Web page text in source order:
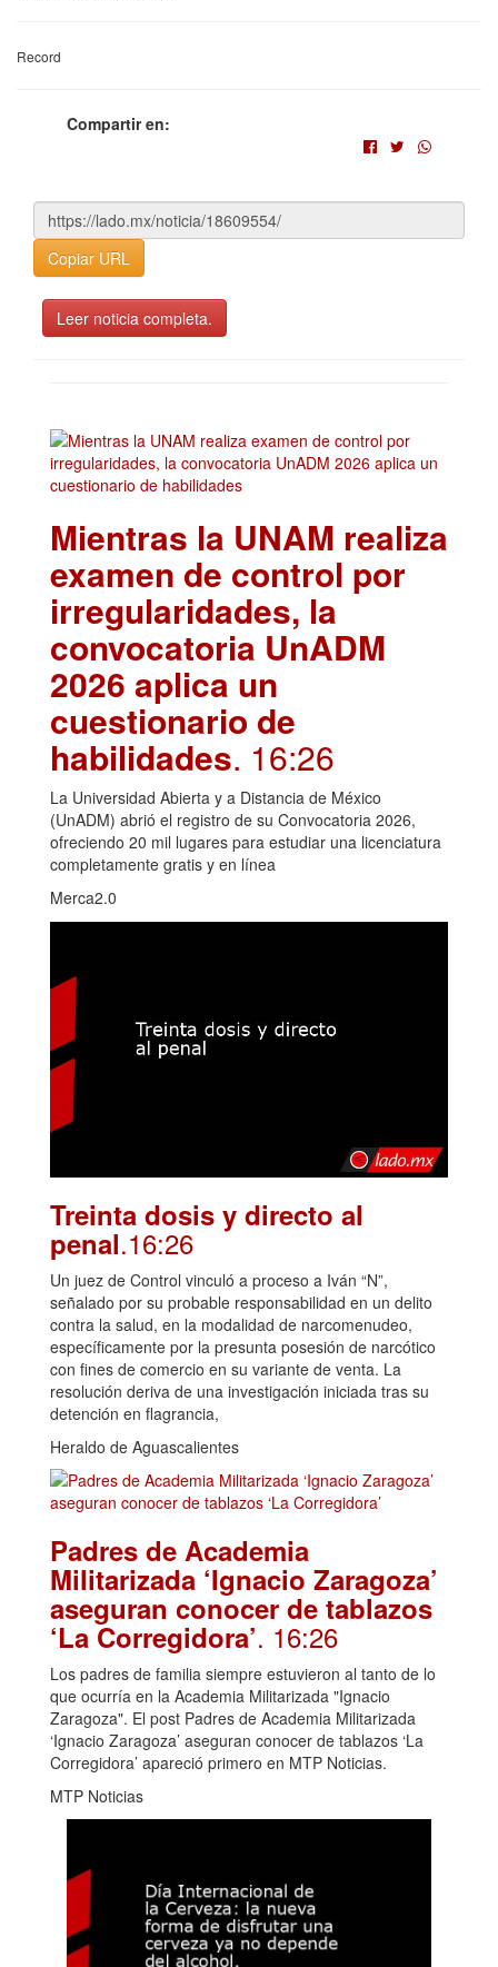
Record
Compartir en:
Copiar URL
Leer noticia completa.
Mientras la UNAM realiza
examen de control por
irregularidades, la
convocatoria UnADM
2026 aplica un
cuestionario de
habilidades. 16:26
La Universidad Abierta y a Distancia de México
(UnADM) abrió el registro de su Convocatoria 2026,
ofreciendo 20 mil lugares para estudiar una licenciatura
completamente gratis y en línea
Merca2.0
Treinta dosis y directo al
penal.16:26
Un juez de Control vinculó a proceso a Iván “N”,
señalado por su probable responsabilidad en un delito
contra la salud, en la modalidad de narcomenudeo,
específicamente por la presunta posesión de narcótico
con fines de comercio en su variante de venta. La
resolución deriva de una investigación iniciada tras su
detención en flagrancia,
Heraldo de Aguascalientes
Padres de Academia
Militarizada ‘Ignacio Zaragoza’
aseguran conocer de tablazos
‘La Corregidora’. 16:26
Los padres de familia siempre estuvieron al tanto de lo
que ocurría en la Academia Militarizada "Ignacio
Zaragoza". El post Padres de Academia Militarizada
‘Ignacio Zaragoza’ aseguran conocer de tablazos ‘La
Corregidora’ apareció primero en MTP Noticias.
MTP Noticias